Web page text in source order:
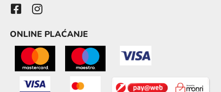
ONLINE PLAĆANJE